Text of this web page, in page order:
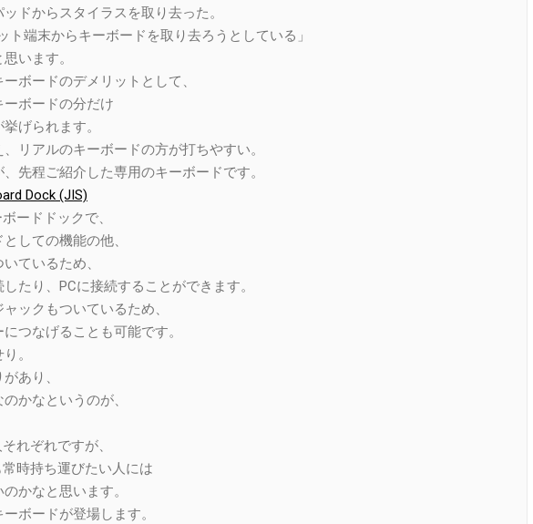
ドからスタイラスを取り去った。
ト端末からキーボードを取り去ろうとしている」
います。
ボードのデメリットとして、
ボードの分だけ
げられます。
リアルのキーボードの方が打ちやすい。
先程ご紹介した専用のキーボードです。
Dock (JIS)
ードドックで、
しての機能の他、
ているため、
たり、PCに接続することができます。
ックもついているため、
つなげることも可能です。
。
あり、
かなというのが、
れぞれですが、
時持ち運びたい人には
かなと思います。
ボードが登場します。